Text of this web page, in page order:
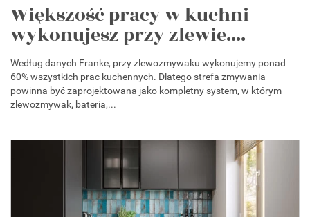
Większość pracy w kuchni
wykonujesz przy zlewie....
Według danych Franke, przy zlewozmywaku wykonujemy ponad
60% wszystkich prac kuchennych. Dlatego strefa zmywania
powinna być zaprojektowana jako kompletny system, w którym
zlewozmywak, bateria,...